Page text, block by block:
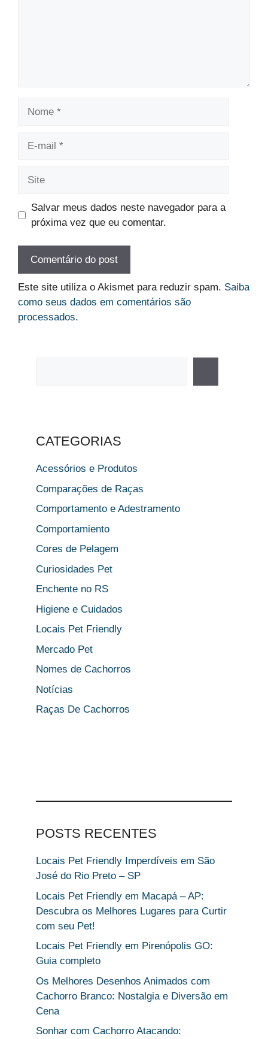
Salvar meus dados neste navegador para a
próxima vez que eu comentar.
Este site utiliza o Akismet para reduzir spam. Saiba
como seus dados em comentários são
processados.
CATEGORIAS
Acessórios e Produtos
Comparações de Raças
Comportamento e Adestramento
Comportamiento
Cores de Pelagem
Curiosidades Pet
Enchente no RS
Higiene e Cuidados
Locais Pet Friendly
Mercado Pet
Nomes de Cachorros
Notícias
Raças De Cachorros
POSTS RECENTES
Locais Pet Friendly Imperdíveis em São
José do Rio Preto – SP
Locais Pet Friendly em Macapá – AP:
Descubra os Melhores Lugares para Curtir
com seu Pet!
Locais Pet Friendly em Pirenópolis GO:
Guia completo
Os Melhores Desenhos Animados com
Cachorro Branco: Nostalgia e Diversão em
Cena
Sonhar com Cachorro Atacando: